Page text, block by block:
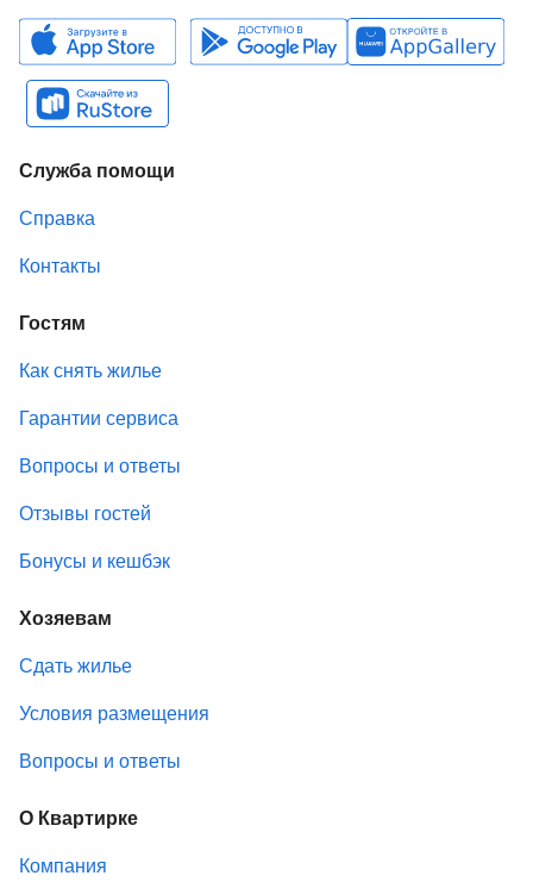
Служба помощи
Справка
Контакты
Гостям
Как снять жилье
Гарантии сервиса
Вопросы и ответы
Отзывы гостей
Бонусы и кешбэк
Хозяевам
Сдать жилье
Условия размещения
Вопросы и ответы
О Квартирке
Компания